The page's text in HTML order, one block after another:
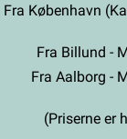
Fra København
Fra Billund -
Fra Aalborg -
(Priserne er